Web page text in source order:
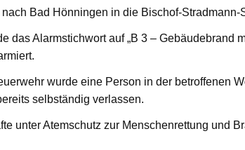
nach Bad Hönningen in die Bischof-Stradmann-
das Alarmstichwort auf „B 3 – Gebäudebrand
wurde eine Person in der betroffenen
selbständig verlassen.
unter Atemschutz zur Menschenrettung und